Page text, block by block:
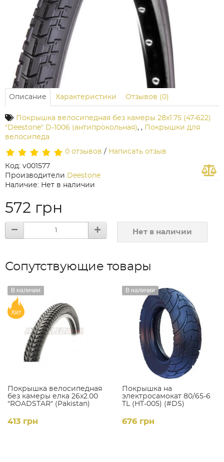
Описание Характеристики Отзывов (0)
Покрышка велосипедная без камеры 28x1.75 (47-622)
"Deestone" D-1006 (антипрокольная), ,
Покрышки для
велосипеда
0 отзывов / Написать отзыв
Код: v001577
Производители Deestone
Наличие: Нет в наличии
572 грн
Нет в наличии
Сопутствующие товары
Покрышка велосипедная
без камеры елка 26x2.00
"ROADSTAR" (Pakistan)
В наличии
Хит
413 грн
Покрышка на
электросамокат 80/65-6
TL (HT-005) (#DS)
В наличии
676 грн